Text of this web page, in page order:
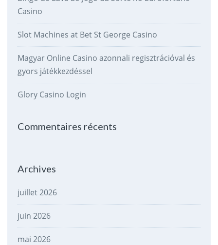
Casino
Slot Machines at Bet St George Casino
Magyar Online Casino azonnali regisztrációval és
gyors játékkezdéssel
Glory Casino Login
Commentaires récents
Archives
juillet 2026
juin 2026
mai 2026